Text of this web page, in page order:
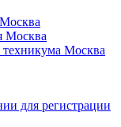
Москва
Москва
для регистрации